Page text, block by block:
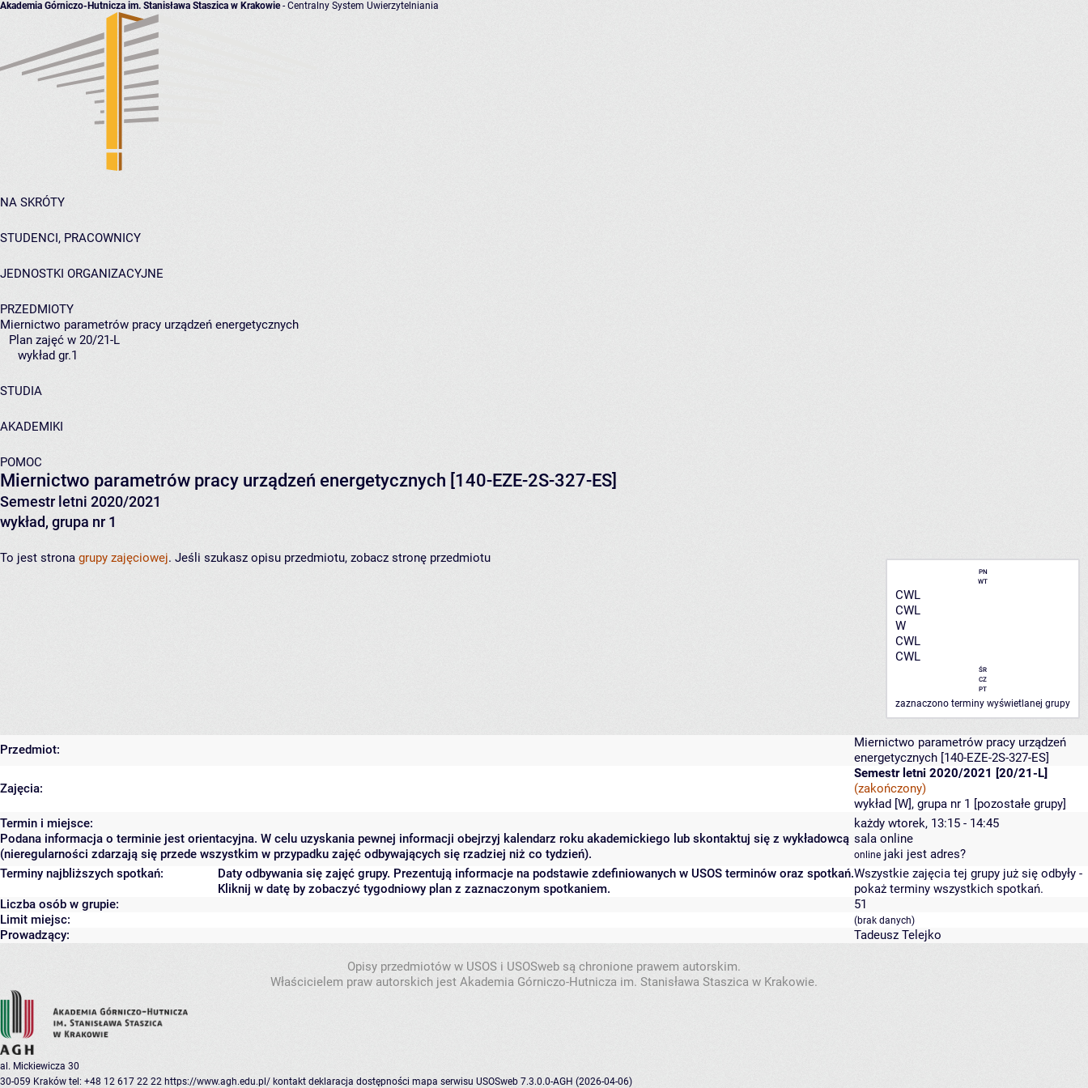
Akademia Górniczo-Hutnicza im. Stanisława Staszica w Krakowie- Centralny System Uwierzytelniania
NA SKRÓTY
STUDENCI, PRACOWNICY
JEDNOSTKI ORGANIZACYJNE
PRZEDMIOTY
Miernictwo parametrów pracy urządzeń energetycznych
Plan zajęć w 20/21-L
wykład gr.1
STUDIA
AKADEMIKI
POMOC
Miernictwo parametrów pracy urządzeń energetycznych [140-EZE-2S-327-ES]
Semestr letni 2020/2021
wykład, grupa nr 1
PN
WT
CWL
CWL
W
CWL
CWL
ŚR
CZ
PT
zaznaczono terminy wyświetlanej grupy
To jest strona grupy zajęciowej. Jeśli szukasz opisu przedmiotu, zobacz stronę przedmiotu
Przedmiot:
Miernictwo parametrów pracy urządzeń
energetycznych [140-EZE-2S-327-ES]
Zajęcia:
Semestr letni 2020/2021 [20/21-L]
(zakończony)
wykład [W], grupa nr 1 [pozostałe grupy]
Termin i miejsce:
Podana informacja o terminie jest orientacyjna. W celu uzyskania pewnej informacji obejrzyj kalendarz roku akademickiego lub skontaktuj się z wykładowcą
(nieregularności zdarzają się przede wszystkim w przypadku zajęć odbywających się rzadziej niż co tydzień).
każdy wtorek, 13:15 - 14:45
sala online
online jaki jest adres?
Terminy najbliższych spotkań:
Daty odbywania się zajęć grupy. Prezentują informacje na podstawie zdefiniowanych w USOS terminów oraz spotkań.
Kliknij w datę by zobaczyć tygodniowy plan z zaznaczonym spotkaniem.
Wszystkie zajęcia tej grupy już się odbyły -
pokaż terminy wszystkich spotkań.
Liczba osób w grupie:
51
Limit miejsc:
(brak danych)
Prowadzący: Tadeusz Telejko
Opisy przedmiotów w USOS i USOSweb są chronione prawem autorskim.
Właścicielem praw autorskich jest Akademia Górniczo-Hutnicza im. Stanisława Staszica w Krakowie.
al. Mickiewicza 30
30-059 Kraków tel: +48 12 617 22 22 https://www.agh.edu.pl/ kontakt deklaracja dostępności mapa serwisu USOSweb 7.3.0.0-AGH (2026-04-06)